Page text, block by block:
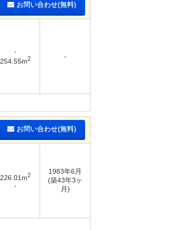
お問い合わせ(無料)
-
254.55m2 -
お問い合わせ(無料)
226.01m2
-
1983年6月
(築43年3ヶ
月)